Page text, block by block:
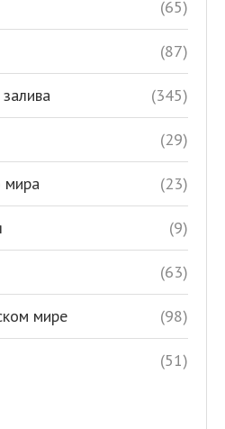
(65)
(87)
(345)
(29)
мира (23)
(9)
(63)
мире (98)
(51)